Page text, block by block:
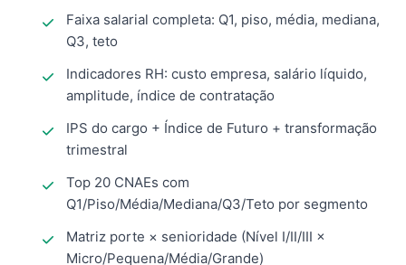
Faixa salarial completa: Q1, piso, média, mediana,
Q3, teto
Indicadores RH: custo empresa, salário líquido,
amplitude, índice de contratação
IPS do cargo + Índice de Futuro + transformação
trimestral
Top 20 CNAEs com
Q1/Piso/Média/Mediana/Q3/Teto por segmento
Matriz porte × senioridade (Nível I/II/III ×
Micro/Pequena/Média/Grande)